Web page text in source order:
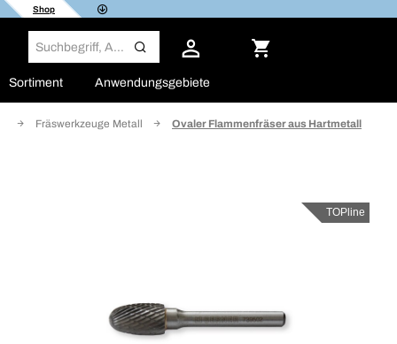
Shop
Sortiment Anwendungsgebiete
Fräswerkzeuge Metall Ovaler Flammenfräser aus Hartmetall
TOPline